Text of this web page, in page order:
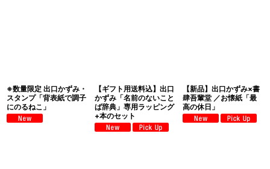
※数量限定 出口かずみ・
スタンプ「背表紙で調子
にのるねこ」
【ギフト用送料込】出口
かずみ「名前のないこと
ば辞典」専用ラッピング
+本のセット
【新品】出口かずみ×書
肆吾輩堂 ／お懐紙「最
高の休日」